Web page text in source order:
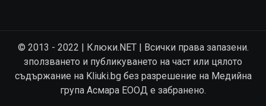
© 2013 - 2022 | Клюки.NET | Всички права запазени.
зползването и публикуването на част или цялото
съдържание на Kliuki.bg без разрешение на Медийна
група Асмара ЕООД е забранено.